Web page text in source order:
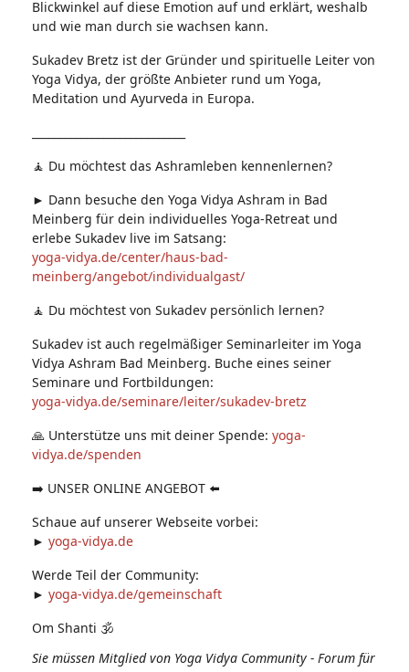
Blickwinkel auf diese Emotion auf und erklärt, weshalb
und wie man durch sie wachsen kann.
Sukadev Bretz ist der Gründer und spirituelle Leiter von
Yoga Vidya, der größte Anbieter rund um Yoga,
Meditation und Ayurveda in Europa.
🧘 Du möchtest das Ashramleben kennenlernen?
► Dann besuche den Yoga Vidya Ashram in Bad
Meinberg für dein individuelles Yoga-Retreat und
erlebe Sukadev live im Satsang:
yoga-vidya.de/center/haus-bad-
meinberg/angebot/individualgast/
🧘 Du möchtest von Sukadev persönlich lernen?
Sukadev ist auch regelmäßiger Seminarleiter im Yoga
Vidya Ashram Bad Meinberg. Buche eines seiner
Seminare und Fortbildungen:
yoga-vidya.de/seminare/leiter/sukadev-bretz
🙏 Unterstütze uns mit deiner Spende: yoga-
vidya.de/spenden
➡️ UNSER ONLINE ANGEBOT ⬅️
Schaue auf unserer Webseite vorbei:
► yoga-vidya.de
Werde Teil der Community:
► yoga-vidya.de/gemeinschaft
Om Shanti 🕉
Sie müssen Mitglied von Yoga Vidya Community - Forum für